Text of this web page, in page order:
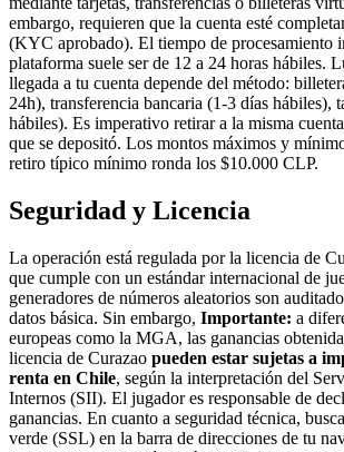
embargo, requieren que la cuenta esté
(KYC aprobado). El tiempo de procesamiento
plataforma suele ser de 12 a 24 horas hábiles.
llegada a tu cuenta depende del método:
24h), transferencia bancaria (1-3 días hábiles),
hábiles). Es imperativo retirar a la misma
que se depositó. Los montos máximos y
retiro típico mínimo ronda los $10.000 CLP.
Seguridad y Licencia
La operación está regulada por la licencia de
que cumple con un estándar internacional de
generadores de números aleatorios son
datos básica. Sin embargo, Importante: a
europeas como la MGA, las ganancias
licencia de Curazao pueden estar sujetas a
renta en Chile, según la interpretación del
Internos (SII). El jugador es responsable de
ganancias. En cuanto a seguridad técnica,
verde (SSL) en la barra de direcciones de tu